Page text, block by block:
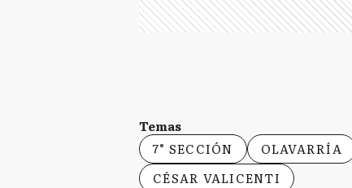
Temas
7° SECCIÓN
OLAVARRÍA
CÉSAR VALICENTI